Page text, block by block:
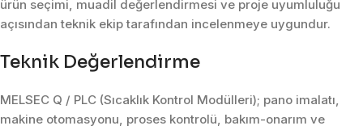
ürün seçimi, muadil değerlendirmesi ve proje uyumluluğu
açısından teknik ekip tarafından incelenmeye uygundur.
Teknik Değerlendirme
MELSEC Q / PLC (Sıcaklık Kontrol Modülleri); pano imalatı,
makine otomasyonu, proses kontrolü, bakım-onarım ve